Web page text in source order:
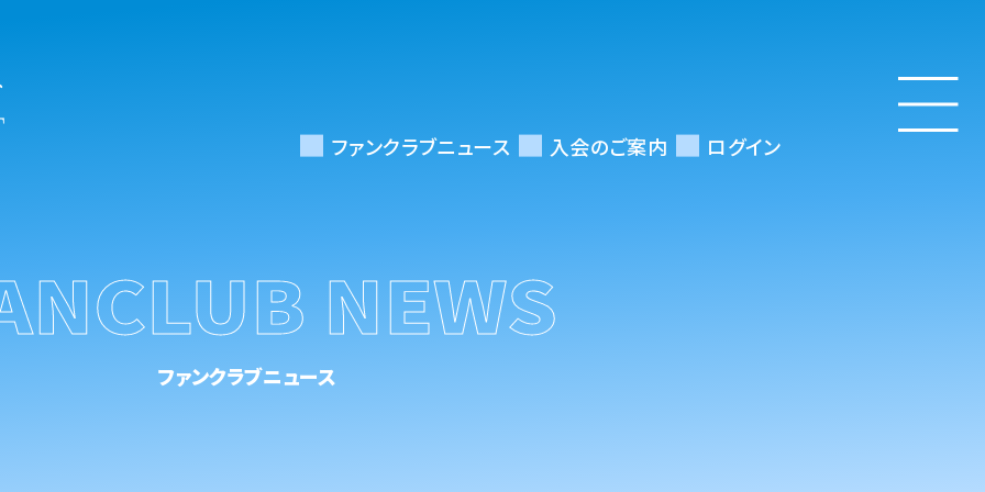
ファンクラブニュース 入会のご案内 ログイン
NEWS
ファンクラブニュース